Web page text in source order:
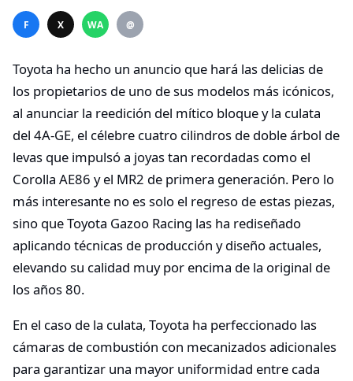
F X WA @
Toyota ha hecho un anuncio que hará las delicias de
los propietarios de uno de sus modelos más icónicos,
al anunciar la reedición del mítico bloque y la culata
del 4A-GE, el célebre cuatro cilindros de doble árbol de
levas que impulsó a joyas tan recordadas como el
Corolla AE86 y el MR2 de primera generación. Pero lo
más interesante no es solo el regreso de estas piezas,
sino que Toyota Gazoo Racing las ha rediseñado
aplicando técnicas de producción y diseño actuales,
elevando su calidad muy por encima de la original de
los años 80.
En el caso de la culata, Toyota ha perfeccionado las
cámaras de combustión con mecanizados adicionales
para garantizar una mayor uniformidad entre cada